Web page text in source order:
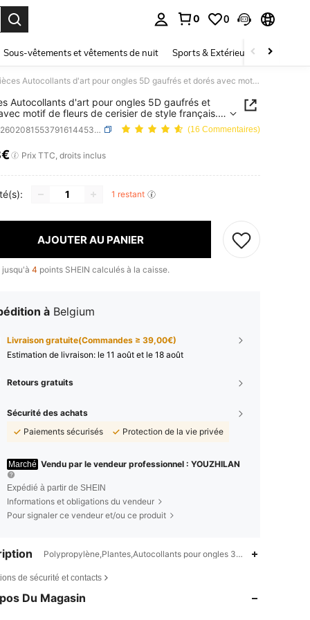
0 0
Sous-vêtements et vêtements de nuit Sports & Extérieur Enfants
2 pièces Autocollants d'art pour ongles 5D gaufrés et dorés avec motif de fleurs de cerisier de style français. Fleurs tropicales et pétales pour la décoration des ongles et la manucure
Autocollants d'art pour ongles 5D gaufrés et
motif de fleurs de cerisier de style français.
et pétales pour la décoration des
la manucure
SKU: sb260208155379161445394 (16 Commentaires)
AND AVAILABILITY
Prix TTC, droits inclus
1 restant
AJOUTER AU PANIER
jusqu'à 4 points SHEIN calculés à la caisse.
à Belgium
Livraison gratuite(Commandes ≥ 39,00€)
Estimation de livraison: le 11 août et le 18 août
Retours gratuits
Sécurité des achats
Paiements sécurisés
Protection de la vie privée
Marché Vendu par le vendeur professionnel : YOUZHILAN
Expédié à partir de SHEIN
Informations et obligations du vendeur
Pour signaler ce vendeur et/ou ce produit
Polypropylène,Plantes,Autocollants pour ongles 3D/5D.
de sécurité et contacts
Du Magasin
4,90 285
18K
4,90
285
4,90
285